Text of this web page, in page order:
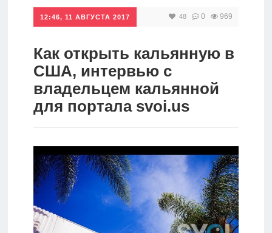
Инвестиции
Дивиденды
Волновой
анализ
Видео
Сделано
в России
12:46, 11 АВГУСТА 2017 48 0 969
Как открыть кальянную в
США, интервью с
владельцем кальянной
для портала svoi.us